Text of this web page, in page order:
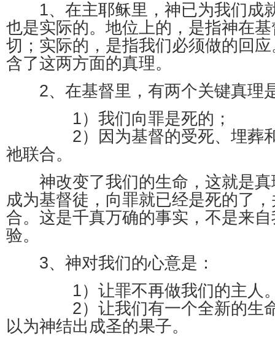
1、在主耶稣里，神已为我们成
也是实际的。地位上的，是指神在
切；实际的，是指我们必须做的回
含了这两方面的真理。
2、在基督里，有两个关键真理
1）我们向罪是死的；
2）因为基督的受死、埋葬和
祂联合。
神改变了我们的生命，这就是真
成为基督徒，向罪就已经是死的了
合。这是千真万确的事实，不是来
验。
3、神对我们的心意是：
1）让罪不再做我们的主人
2）让我们有一个全新的生
以为神结出成圣的果子。